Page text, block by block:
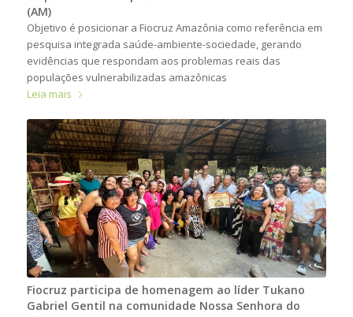
(AM)
Objetivo é posicionar a Fiocruz Amazônia como referência em
pesquisa integrada saúde-ambiente-sociedade, gerando
evidências que respondam aos problemas reais das
populações vulnerabilizadas amazônicas
Leia mais
Fiocruz participa de homenagem ao líder Tukano
Gabriel Gentil na comunidade Nossa Senhora do